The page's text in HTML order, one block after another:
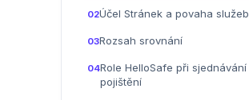
02Účel Stránek a povaha služeb
03Rozsah srovnání
04Role HelloSafe při sjednávání
pojištění